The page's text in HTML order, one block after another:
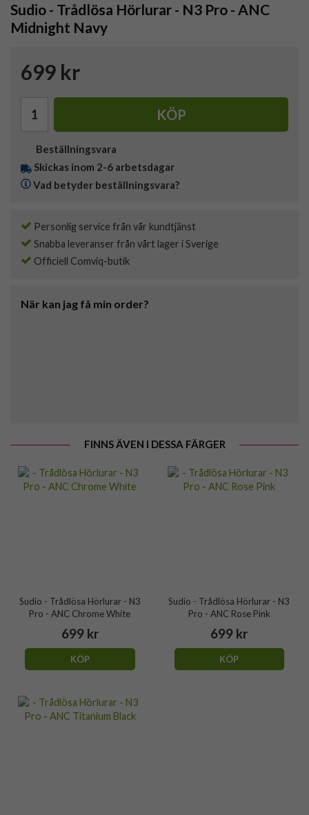
Sudio - Trådlösa Hörlurar - N3 Pro - ANC
Midnight Navy
699 kr
KÖP
Beställningsvara
Skickas inom 2-6 arbetsdagar
Vad betyder beställningsvara?
Personlig service från vår kundtjänst
Snabba leveranser från vårt lager i Sverige
Officiell Comviq-butik
När kan jag få min order?
FINNS ÄVEN I DESSA FÄRGER
Sudio - Trådlösa Hörlurar - N3
Pro - ANC Chrome White
699 kr
KÖP
Sudio - Trådlösa Hörlurar - N3
Pro - ANC Rose Pink
699 kr
KÖP